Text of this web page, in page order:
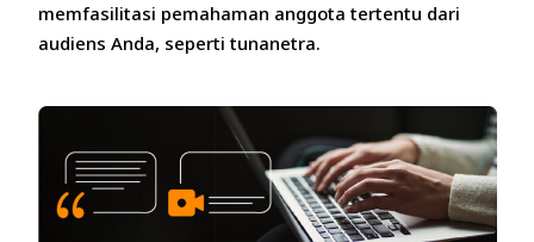
memfasilitasi pemahaman anggota tertentu dari
audiens Anda, seperti tunanetra.